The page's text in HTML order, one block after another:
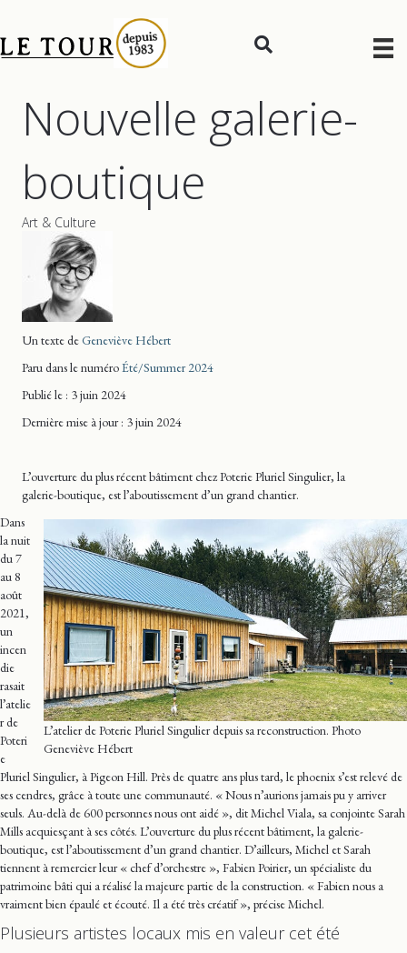
Nouvelle galerie-
boutique
Art & Culture
Un texte deGeneviève Hébert
Paru dans le numéroÉté/Summer 2024
Publié le : 3 juin 2024
Dernière mise à jour: 3 juin 2024
L’ouverture du plus récent bâtiment chez Poterie Pluriel Singulier, la
galerie-boutique, est l’aboutissement d’un grand chantier.
L’atelier de Poterie Pluriel Singulier depuis sa reconstruction. Photo
Geneviève Hébert
Dans
la nuit
du 7
au 8
août
2021,
un
incen
die
rasait
l’atelie
r de
Poteri
e
Pluriel Singulier, à Pigeon Hill. Près de quatre ans plus tard, le phoenix s’est relevé de
ses cendres, grâce à toute une communauté. « Nous n’aurions jamais pu y arriver
seuls. Au-delà de 600 personnes nous ont aidé », dit Michel Viala, sa conjointe Sarah
Mills acquiesçant à ses côtés. L’ouverture du plus récent bâtiment, la galerie-
boutique, est l’aboutissement d’un grand chantier. D’ailleurs, Michel et Sarah
tiennent à remercier leur « chef d’orchestre », Fabien Poirier, un spécialiste du
patrimoine bâti qui a réalisé la majeure partie de la construction. « Fabien nous a
vraiment bien épaulé et écouté. Il a été très créatif », précise Michel.
Plusieurs artistes locaux mis en valeur cet été